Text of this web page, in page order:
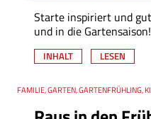
Starte inspiriert und
und in die Gartensaison!
INHALT LESEN
Thema
FAMILIE, GARTEN, GARTENFRÜHLING,
Datum